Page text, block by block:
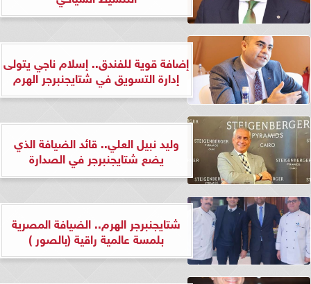
إضافة قوية للفندق.. إسلام ناجي يتولى
إدارة التسويق في شتايجنبرجر الهرم
وليد نبيل العلي.. قائد الضيافة الذي
يضع شتايجنبرجر في الصدارة
شتايجنبرجر الهرم.. الضيافة المصرية
بلمسة عالمية راقية (بالصور )